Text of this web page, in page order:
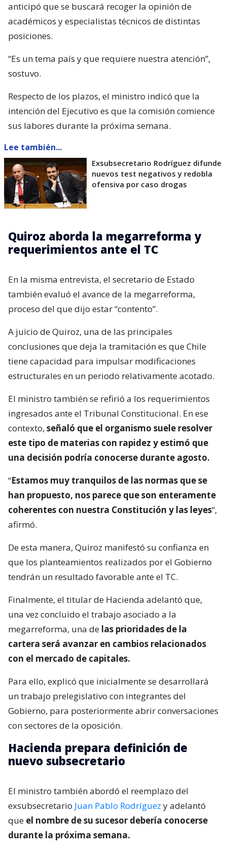
anticipó que se buscará recoger la opinión de
académicos y especialistas técnicos de distintas
posiciones.
“Es un tema país y que requiere nuestra atención”,
sostuvo.
Respecto de los plazos, el ministro indicó que la
intención del Ejecutivo es que la comisión comience
sus labores durante la próxima semana.
Lee también...
Exsubsecretario Rodríguez difunde
nuevos test negativos y redobla
ofensiva por caso drogas
Quiroz aborda la megarreforma y
requerimientos ante el TC
En la misma entrevista, el secretario de Estado
también evaluó el avance de la megarreforma,
proceso del que dijo estar “contento”.
A juicio de Quiroz, una de las principales
conclusiones que deja la tramitación es que Chile
tiene capacidad para impulsar modificaciones
estructurales en un periodo relativamente acotado.
El ministro también se refirió a los requerimientos
ingresados ante el Tribunal Constitucional. En ese
contexto, señaló que el organismo suele resolver
este tipo de materias con rapidez y estimó que
una decisión podría conocerse durante agosto.
“Estamos muy tranquilos de las normas que se
han propuesto, nos parece que son enteramente
coherentes con nuestra Constitución y las leyes“,
afirmó.
De esta manera, Quiroz manifestó su confianza en
que los planteamientos realizados por el Gobierno
tendrán un resultado favorable ante el TC.
Finalmente, el titular de Hacienda adelantó que,
una vez concluido el trabajo asociado a la
megarreforma, una de las prioridades de la
cartera será avanzar en cambios relacionados
con el mercado de capitales.
Para ello, explicó que inicialmente se desarrollará
un trabajo prelegislativo con integrantes del
Gobierno, para posteriormente abrir conversaciones
con sectores de la oposición.
Hacienda prepara definición de
nuevo subsecretario
El ministro también abordó el reemplazo del
exsubsecretario Juan Pablo Rodríguez y adelantó
que el nombre de su sucesor debería conocerse
durante la próxima semana.